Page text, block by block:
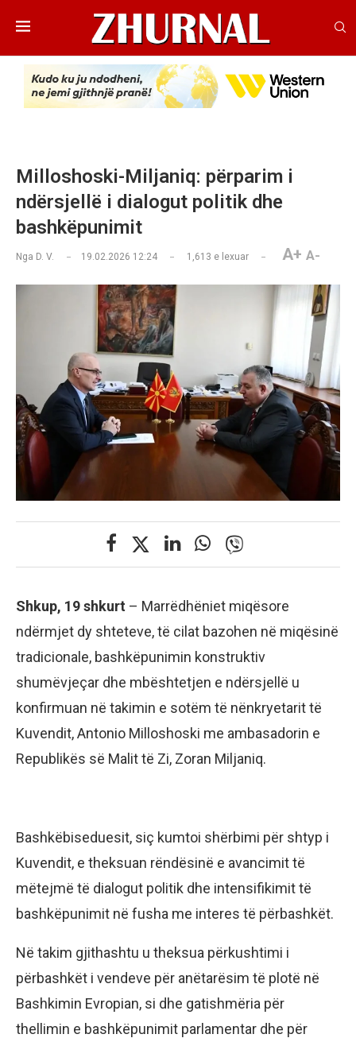
Milloshoski-Miljaniq: përparim i
ndërsjellë i dialogut politik dhe
bashkëpunimit
Nga D. V. 19.02.2026 12:24 1,613 e lexuar A+ A-
Shkup, 19 shkurt – Marrëdhëniet miqësore
ndërmjet dy shteteve, të cilat bazohen në miqësinë
tradicionale, bashkëpunimin konstruktiv
shumëvjeçar dhe mbështetjen e ndërsjellë u
konfirmuan në takimin e sotëm të nënkryetarit të
Kuvendit, Antonio Milloshoski me ambasadorin e
Republikës së Malit të Zi, Zoran Miljaniq.
Bashkëbiseduesit, siç kumtoi shërbimi për shtyp i
Kuvendit, e theksuan rëndësinë e avancimit të
mëtejmë të dialogut politik dhe intensifikimit të
bashkëpunimit në fusha me interes të përbashkët.
Në takim gjithashtu u theksua përkushtimi i
përbashkët i vendeve për anëtarësim të plotë në
Bashkimin Evropian, si dhe gatishmëria për
thellimin e bashkëpunimit parlamentar dhe për